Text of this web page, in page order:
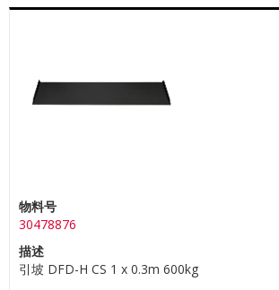
物料号
30478876
描述
引坡 DFD-H CS 1 x 0.3m 600kg